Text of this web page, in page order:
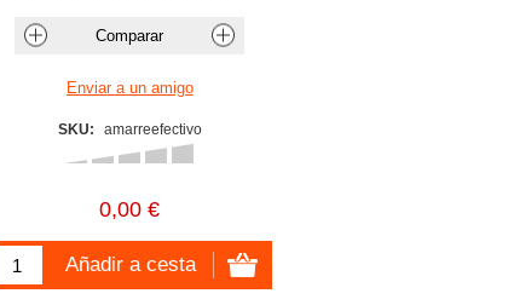
SKU: amarreefectivo
0,00 €